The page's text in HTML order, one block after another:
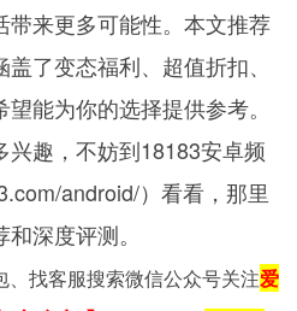
来更多可能性。本文推荐
了变态福利、超值折扣、
能为你的选择提供参考。
趣，不妨到18183安卓频
android/）看看，那里
深度评测。
找客服搜索微信公众号关注爱